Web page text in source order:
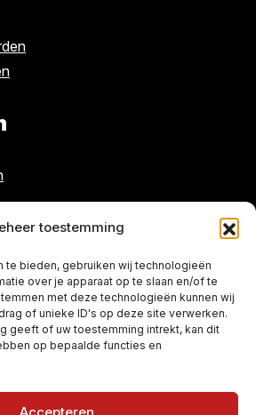
toestemming
te bieden, gebruiken wij technologieën
over je apparaat op te slaan en/of te
met deze technologieën kunnen wij
of unieke ID's op deze site verwerken.
geeft of uw toestemming intrekt, kan dit
op bepaalde functies en
Accepteren